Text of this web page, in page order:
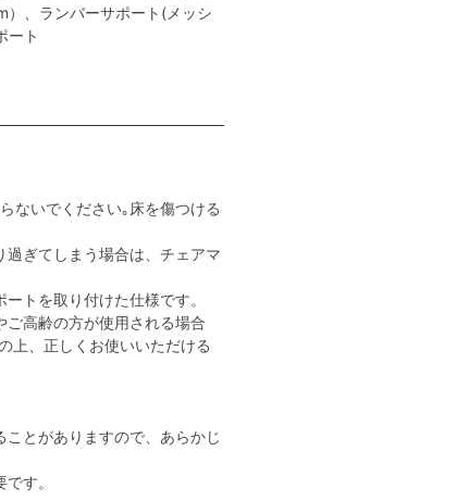
、ランバーサポート(メッシ
ート
ないでください｡床を傷つける
ぎてしまう場合は、チェアマ
トを取り付けた仕様です。
高齢の方が使用される場合
上、正しくお使いいただける
とがありますので、あらかじ
す。